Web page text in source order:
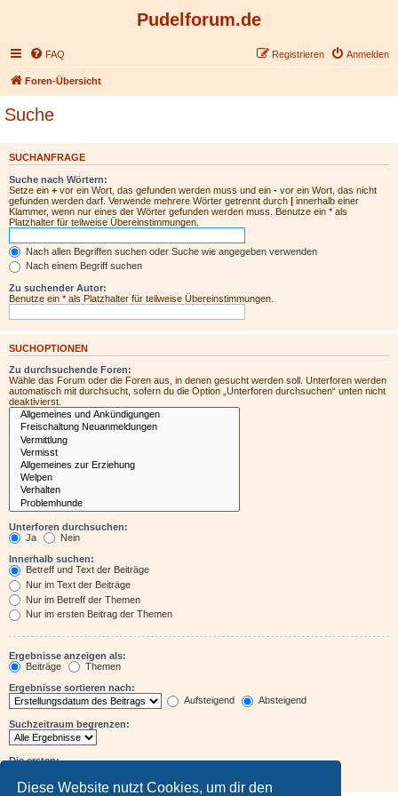
Diese Website nutzt Cookies, um dir den
Pudelforum.de
FAQ Anmelden
Registrieren
Foren-Übersicht
Suche
SUCHANFRAGE
Suche nach Wörtern:
Setze ein + vor ein Wort, das gefunden werden muss und ein - vor ein Wort, das nicht
gefunden werden darf. Verwende mehrere Wörter getrennt durch | innerhalb einer
Klammer, wenn nur eines der Wörter gefunden werden muss. Benutze ein * als
Platzhalter für teilweise Übereinstimmungen.
Nach allen Begriffen suchen oder Suche wie angegeben verwenden
Nach einem Begriff suchen
Zu suchender Autor:
Benutze ein * als Platzhalter für teilweise Übereinstimmungen.
SUCHOPTIONEN
Zu durchsuchende Foren:
Wähle das Forum oder die Foren aus, in denen gesucht werden soll. Unterforen werden
automatisch mit durchsucht, sofern du die Option „Unterforen durchsuchen“ unten nicht
deaktivierst.
Unterforen durchsuchen:
Ja
Nein
Innerhalb suchen:
Betreff und Text der Beiträge
Nur im Text der Beiträge
Nur im Betreff der Themen
Nur im ersten Beitrag der Themen
Ergebnisse anzeigen als:
Beiträge
Themen
Ergebnisse sortieren nach:
Aufsteigend
Absteigend
Suchzeitraum begrenzen:
Die ersten: